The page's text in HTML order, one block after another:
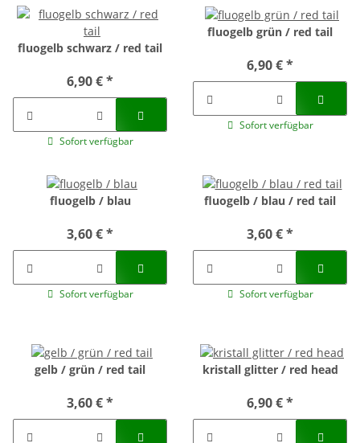
fluogelb schwarz / red tail
6,90 €*
Sofort verfügbar
fluogelb grün / red tail
6,90 €*
Sofort verfügbar
fluogelb / blau
3,60 €*
Sofort verfügbar
fluogelb / blau / red tail
3,60 €*
Sofort verfügbar
gelb / grün / red tail
3,60 €*
kristall glitter / red head
6,90 €*